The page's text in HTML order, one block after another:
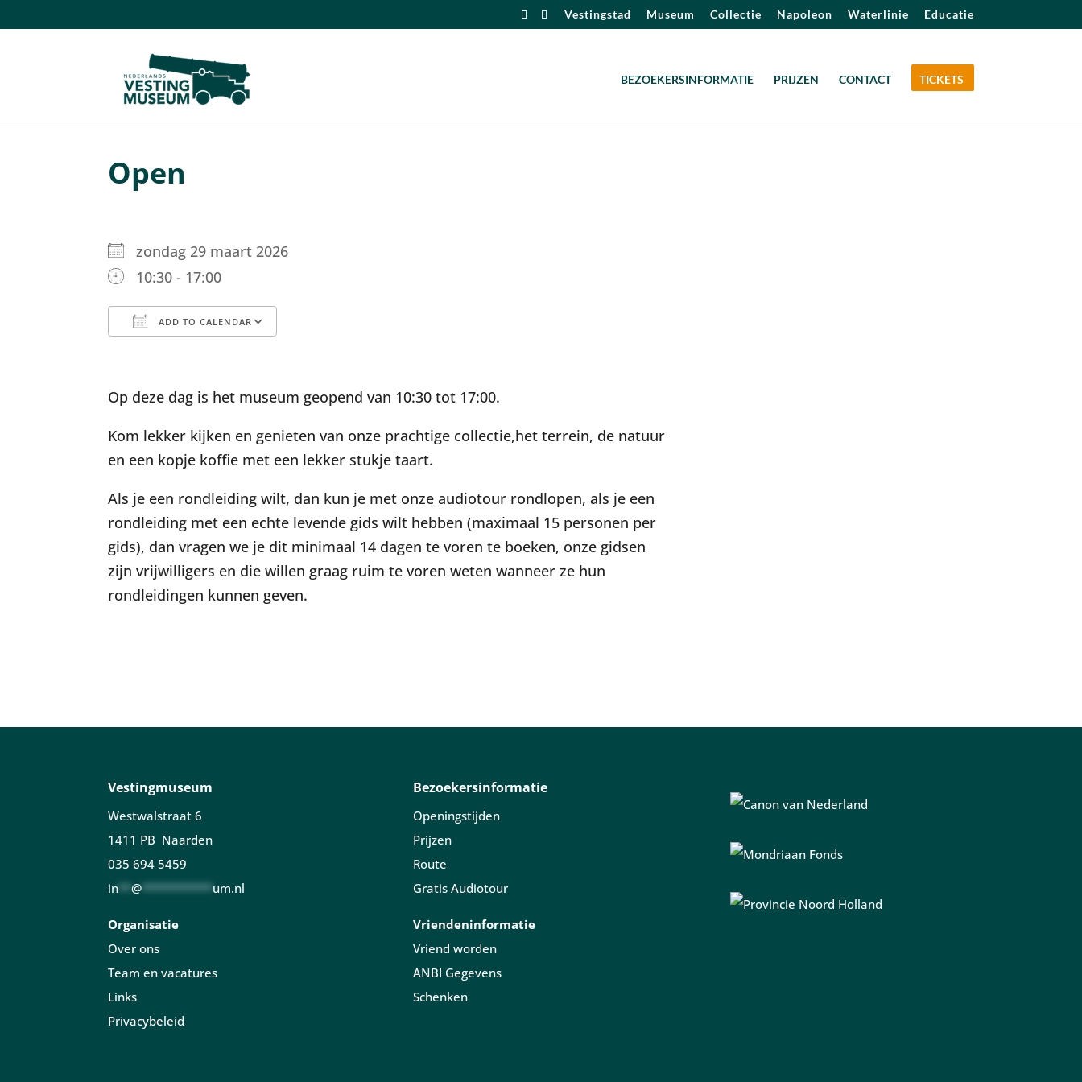
Vestingstad Museum Collectie Napoleon Waterlinie Educatie
BEZOEKERSINFORMATIE PRIJZEN CONTACT TICKETS
Open
zondag 29 maart 2026
10:30 - 17:00
ADD TO CALENDAR
Op deze dag is het museum geopend van 10:30 tot 17:00.
Kom lekker kijken en genieten van onze prachtige collectie,het terrein, de natuur
en een kopje koffie met een lekker stukje taart.
Als je een rondleiding wilt, dan kun je met onze audiotour rondlopen, als je een
rondleiding met een echte levende gids wilt hebben (maximaal 15 personen per
gids), dan vragen we je dit minimaal 14 dagen te voren te boeken, onze gidsen
zijn vrijwilligers en die willen graag ruim te voren weten wanneer ze hun
rondleidingen kunnen geven.
Vestingmuseum
Westwalstraat 6
1411 PB Naarden
035 694 5459
in **@ *********** um.nl
Organisatie
Over ons
Team en vacatures
Links
Privacybeleid
Bezoekersinformatie
Openingstijden
Prijzen
Route
Gratis Audiotour
Vriendeninformatie
Vriend worden
ANBI Gegevens
Schenken